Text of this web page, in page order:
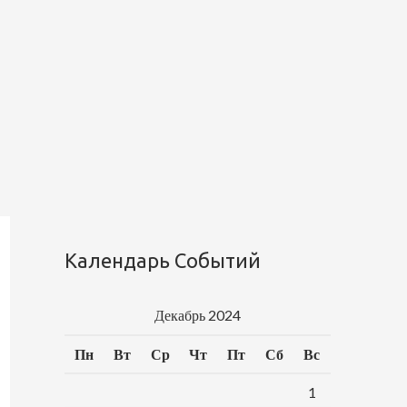
Календарь Событий
Декабрь 2024
Пн Вт Ср Чт Пт Сб Вс
1